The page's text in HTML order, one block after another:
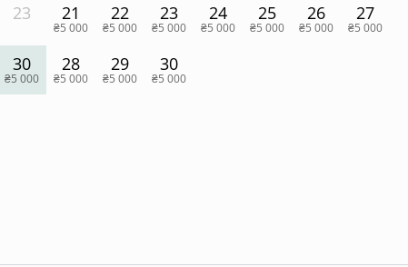
23
30
₴5 000
21
₴5 000
22
₴5 000
23
₴5 000
24
₴5 000
25
₴5 000
26
₴5 000
27
₴5 000
28
₴5 000
29
₴5 000
30
₴5 000